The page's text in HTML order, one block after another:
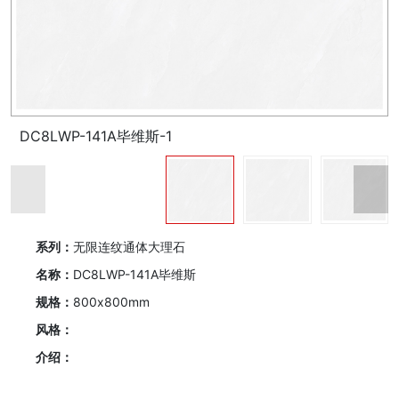
DC8LWP-141A毕维斯-1
系列： 无限连纹通体大理石
名称： DC8LWP-141A毕维斯
规格： 800x800mm
风格：
介绍：